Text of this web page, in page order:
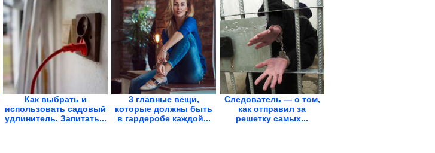
Как выбрать и
использовать садовый
удлинитель. Запитать...
3 главные вещи,
которые должны быть
в гардеробе каждой...
Следователь — о том,
как отправил за
решетку самых...